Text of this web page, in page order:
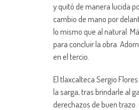
y quitó de manera lucida
cambio de mano por
lo mismo que al natural.
para concluir la obra.
en el tercio.
El tlaxcalteca Sergio
la sarga, tras brindarle al
derechazos de buen